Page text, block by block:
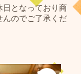
日となっており商
んのでご了承くだ